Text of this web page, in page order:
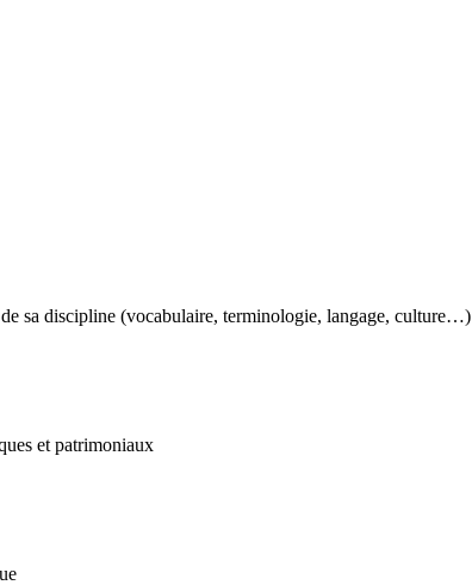
sa discipline (vocabulaire, terminologie, langage, culture…)
et patrimoniaux